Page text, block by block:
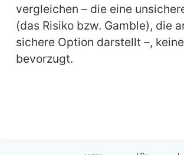
vergleichen – die eine
(das Risiko bzw. Gamble), die
sichere Option darstellt –,
bevorzugt.